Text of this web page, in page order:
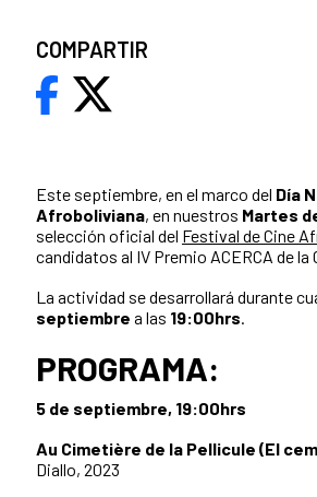
Este septiembre, en el marco del Día
Afroboliviana, en nuestros Martes
selección oficial del Festival de Cine
candidatos al IV Premio ACERCA de la
La actividad se desarrollará durante
septiembre a las 19:00hrs
PROGRAMA:
5 de septiembre, 19:00hrs
Au Cimetière de la Pellicule (El
Diallo, 2023
COMPARTIR